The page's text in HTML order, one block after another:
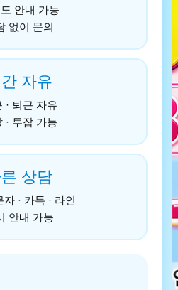
안내 가능
없이 문의
자유
· 퇴근 자유
· 투잡 가능
상담
자 · 카톡 · 라인
안내 가능